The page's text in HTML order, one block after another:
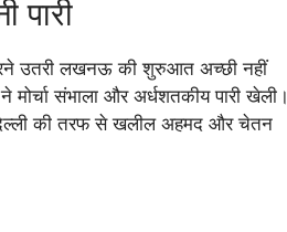
उतरी लखनऊ की शुरुआत अच्छी नहीं
संभाला और अर्धशतकीय पारी खेली।
की तरफ से खलील अहमद और चेतन